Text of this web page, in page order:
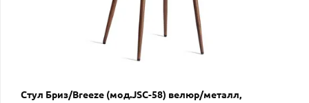
Стул Бриз/Breeze (мод.JSC-58) велюр/металл,